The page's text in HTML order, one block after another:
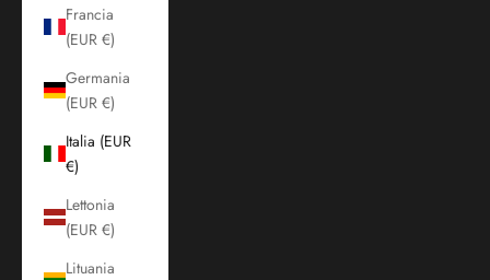
Francia
(EUR €)
Germania
(EUR €)
Italia (EUR
€)
Lettonia
(EUR €)
Lituania